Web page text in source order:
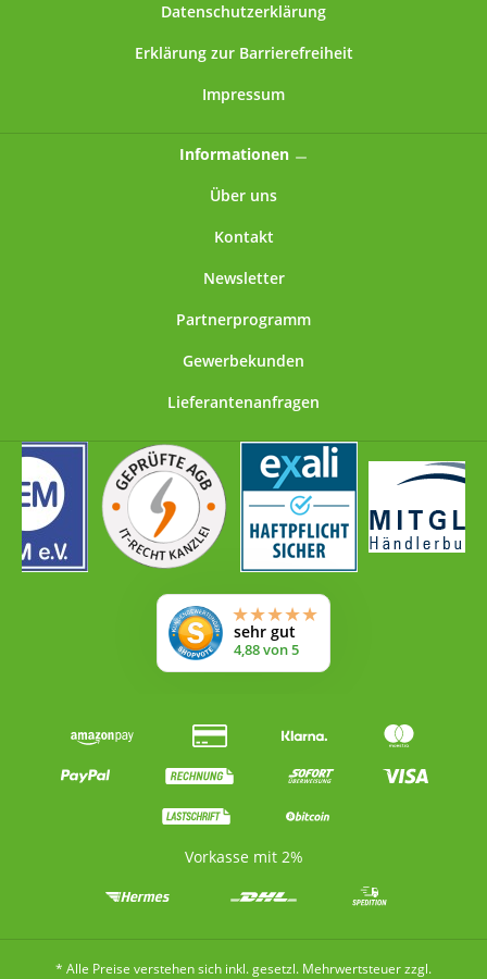
Datenschutzerklärung
Erklärung zur Barrierefreiheit
Impressum
Informationen
Über uns
Kontakt
Newsletter
Partnerprogramm
Gewerbekunden
Lieferantenanfragen
Vorkasse mit 2%
* Alle Preise verstehen sich inkl. gesetzl. Mehrwertsteuer zzgl.